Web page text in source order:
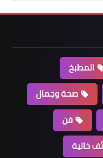
المطبخ
صحة وجمال
فن
خالية